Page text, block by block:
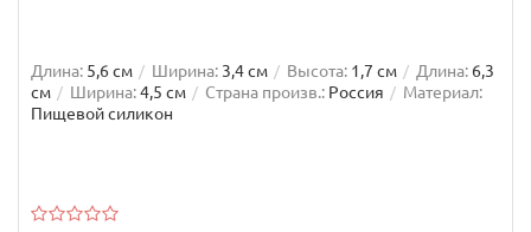
Длина: 5,6 см Ширина: 3,4 см Высота: 1,7 см Длина: 6,3
см
Ширина:4,5 см Страна произв.: Россия
Материал:
Пищевой силикон